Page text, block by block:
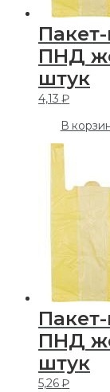
ПНД
штук
4,13₽
В
ПНД
штук
5,26₽